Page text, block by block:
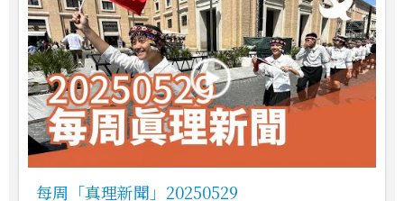
每周「真理新聞」20250529